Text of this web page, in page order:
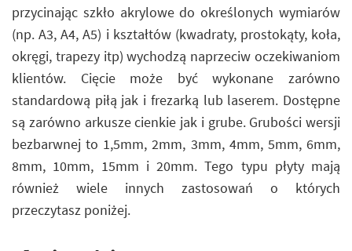
przycinając szkło akrylowe do określonych wymiarów
(np. A3, A4, A5) i kształtów (kwadraty, prostokąty, koła,
okręgi, trapezy itp) wychodzą naprzeciw oczekiwaniom
klientów. Cięcie może być wykonane zarówno
standardową piłą jak i frezarką lub laserem. Dostępne
są zarówno arkusze cienkie jak i grube. Grubości wersji
bezbarwnej to 1,5mm, 2mm, 3mm, 4mm, 5mm, 6mm,
8mm, 10mm, 15mm i 20mm. Tego typu płyty mają
również wiele innych zastosowań o których
przeczytasz poniżej.